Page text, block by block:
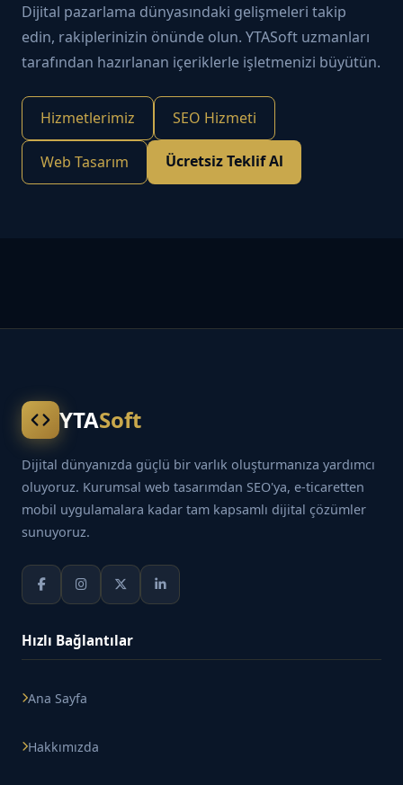
Dijital pazarlama dünyasındaki gelişmeleri takip
edin, rakiplerinizin önünde olun. YTASoft uzmanları
tarafından hazırlanan içeriklerle işletmenizi büyütün.
Hizmetlerimiz SEO Hizmeti
Web Tasarım Ücretsiz Teklif Al
YTASoft
Dijital dünyanızda güçlü bir varlık oluşturmanıza yardımcı
oluyoruz. Kurumsal web tasarımdan SEO'ya, e-ticaretten
mobil uygulamalara kadar tam kapsamlı dijital çözümler
sunuyoruz.
Hızlı Bağlantılar
Ana Sayfa
Hakkımızda